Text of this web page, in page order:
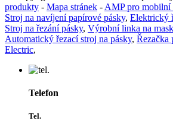
produkty - Mapa stránek - AMP pro mobilní
Stroj na navíjení papírové pásky, Elektrický
Stroj na řezání pásky, Výrobní linka na
Automatický řezací stroj na pásky, Řezačka
Electric,
Telefon
Tel.